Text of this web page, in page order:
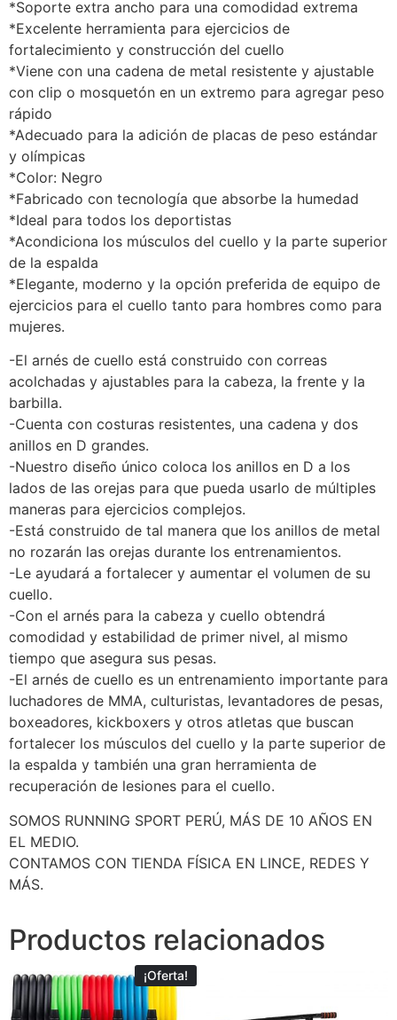
*Soporte extra ancho para una comodidad extrema
*Excelente herramienta para ejercicios de
fortalecimiento y construcción del cuello
*Viene con una cadena de metal resistente y ajustable
con clip o mosquetón en un extremo para agregar peso
rápido
*Adecuado para la adición de placas de peso estándar
y olímpicas
*Color: Negro
*Fabricado con tecnología que absorbe la humedad
*Ideal para todos los deportistas
*Acondiciona los músculos del cuello y la parte superior
de la espalda
*Elegante, moderno y la opción preferida de equipo de
ejercicios para el cuello tanto para hombres como para
mujeres.
-El arnés de cuello está construido con correas
acolchadas y ajustables para la cabeza, la frente y la
barbilla.
-Cuenta con costuras resistentes, una cadena y dos
anillos en D grandes.
-Nuestro diseño único coloca los anillos en D a los
lados de las orejas para que pueda usarlo de múltiples
maneras para ejercicios complejos.
-Está construido de tal manera que los anillos de metal
no rozarán las orejas durante los entrenamientos.
-Le ayudará a fortalecer y aumentar el volumen de su
cuello.
-Con el arnés para la cabeza y cuello obtendrá
comodidad y estabilidad de primer nivel, al mismo
tiempo que asegura sus pesas.
-El arnés de cuello es un entrenamiento importante para
luchadores de MMA, culturistas, levantadores de pesas,
boxeadores, kickboxers y otros atletas que buscan
fortalecer los músculos del cuello y la parte superior de
la espalda y también una gran herramienta de
recuperación de lesiones para el cuello.
SOMOS RUNNING SPORT PERÚ, MÁS DE 10 AÑOS EN
EL MEDIO.
CONTAMOS CON TIENDA FÍSICA EN LINCE, REDES Y
MÁS.
Productos relacionados
¡Oferta!